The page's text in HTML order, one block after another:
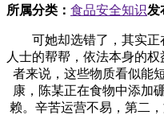
所属分类： 食品安全知识发
可她却选错了，其实正
人士的帮帮，依法本身的
者来说，这些物质看似能
康，陈某正在食物中添加
赖。辛苦运营不易，第二